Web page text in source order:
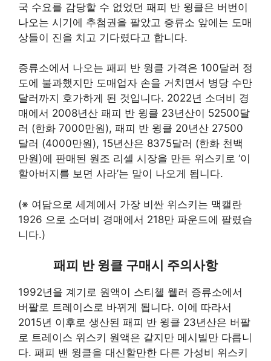
국 수요를 감당할 수 없었던 패피 반 윙클은 버번이
나오는 시기에 추첨권을 팔았고 증류소 앞에는 도매
상들이 진을 치고 기다렸다고 합니다.
증류소에서 나오는 패피 반 윙클 가격은 100달러 정
도에 불과했지만 도매업자 손을 거치면서 병당 수만
달러까지 호가하게 된 것입니다. 2022년 소더비 경
매에서 2008년산 패피 반 윙클 23년산이 52500달
러 (한화 7000만원), 패피 반 윙클 20년산 27500
달러 (4000만원), 15년산은 8375달러 (한화 천백
만원)에 판매된 원조 리셀 시장을 만든 위스키로 ‘이
할아버지를 보면 사라’는 말이 나오게 됩니다.
(※ 여담으로 세계에서 가장 비싼 위스키는 맥캘란
1926 으로 소더비 경매에서 218만 파운드에 팔렸습
니다.)
패피 반 윙클 구매시 주의사항
1992년을 계기로 원액이 스티첼 웰러 증류소에서
버팔로 트레이스로 바뀌게 됩니다. 이에 따라서
2015년 이후로 생산된 패피 반 윙클 23년산은 버팔
로 트레이스 위스키 원액은 같지만 메시빌만 다릅니
다. 패피 밴 윙클을 대신할만한 다른 가성비 위스키